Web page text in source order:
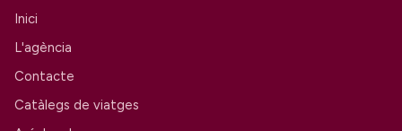
Inici
L'agència
Contacte
Catàlegs de viatges